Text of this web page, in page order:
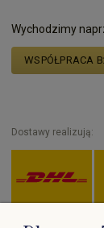
Wychodzimy
WSPÓŁPRACA
Dostawy realizują: